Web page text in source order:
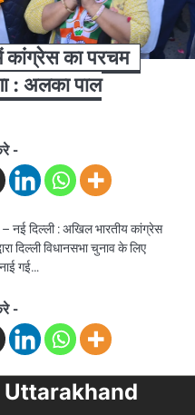
कांग्रेस का परचम
: अलका पाल
-
नई दिल्ली : अखिल भारतीय कांग्रेस
दिल्ली विधानसभा चुनाव के लिए
गई…
-
Uttarakhand